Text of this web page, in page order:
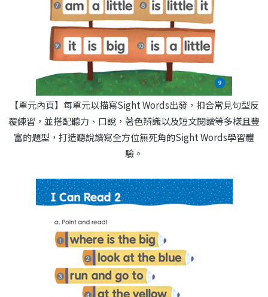
【單元內頁】每單元以描寫Sight Words出發，扣合常見句型反
覆練習，並搭配聽力、口說，著色辨識以及短文閱讀等多樣且豐
富的題型，打造聽說讀寫全方位無死角的Sight Words學習體
驗。